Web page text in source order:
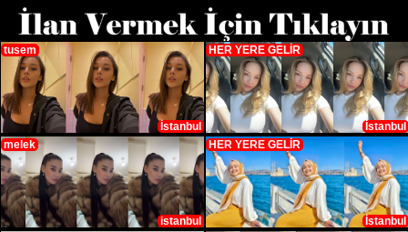
tusem
İstanbul
HER YERE GELİR
İstanbul
melek
istanbul
HER YERE GELİR
İstanbul